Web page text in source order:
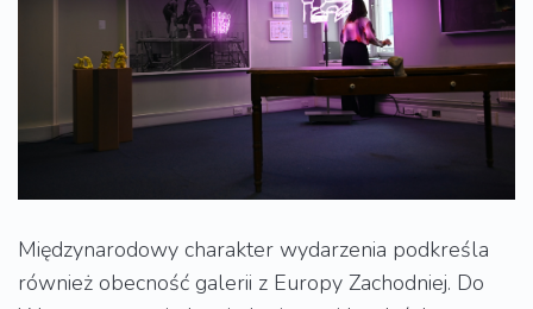
Międzynarodowy charakter wydarzenia podkreśla
również obecność galerii z Europy Zachodniej. Do